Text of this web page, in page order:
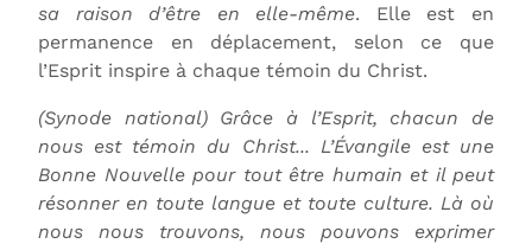
sa raison d’être en elle-même. Elle est en
permanence en déplacement, selon ce que
l’Esprit inspire à chaque témoin du Christ.
(Synode national) Grâce à l’Esprit, chacun de
nous est témoin du Christ... L’Évangile est une
Bonne Nouvelle pour tout être humain et il peut
résonner en toute langue et toute culture. Là où
nous nous trouvons, nous pouvons exprimer